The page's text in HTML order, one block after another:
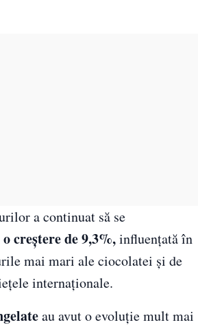
a continuat să se
creștere de 9,3%,influențată în
mai mari ale ciocolatei și de
internaționale.
au avut o evoluție mult mai